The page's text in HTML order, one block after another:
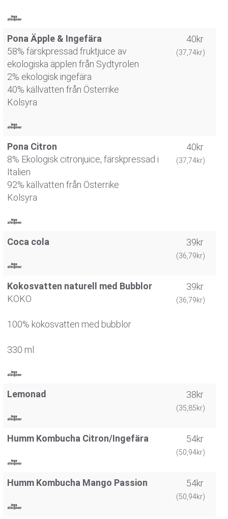
Pona Äpple & Ingefära
58% färskpressad fruktjuice av
ekologiska äpplen från Sydtyrolen
2% ekologisk ingefära
40% källvatten från Österrike
Kolsyra
40kr
(37,74kr)
Pona Citron
8% Ekologisk citronjuice, färskpressad i
Italien
92% källvatten från Österrike
Kolsyra
40kr
(37,74kr)
Coca cola 39kr
(36,79kr)
Kokosvatten naturell med Bubblor
KOKO
100% kokosvatten med bubblor
330 ml
39kr
(36,79kr)
Lemonad 38kr
(35,85kr)
Humm Kombucha Citron/Ingefära 54kr
(50,94kr)
Humm Kombucha Mango Passion 54kr
(50,94kr)